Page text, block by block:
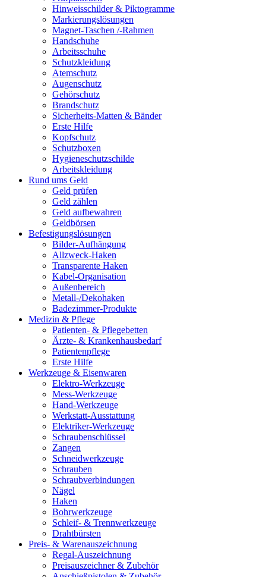
Hinweisschilder & Piktogramme
Markierungslösungen
Magnet-Taschen /-Rahmen
Handschuhe
Arbeitsschuhe
Schutzkleidung
Atemschutz
Augenschutz
Gehörschutz
Brandschutz
Sicherheits-Matten & Bänder
Erste Hilfe
Kopfschutz
Schutzboxen
Hygieneschutzschilde
Arbeitskleidung
Rund ums Geld
Geld prüfen
Geld zählen
Geld aufbewahren
Geldbörsen
Befestigungslösungen
Bilder-Aufhängung
Allzweck-Haken
Transparente Haken
Kabel-Organisation
Außenbereich
Metall-/Dekohaken
Badezimmer-Produkte
Medizin & Pflege
Patienten- & Pflegebetten
Ärzte- & Krankenhausbedarf
Patientenpflege
Erste Hilfe
Werkzeuge & Eisenwaren
Elektro-Werkzeuge
Mess-Werkzeuge
Hand-Werkzeuge
Werkstatt-Ausstattung
Elektriker-Werkzeuge
Schraubenschlüssel
Zangen
Schneidwerkzeuge
Schrauben
Schraubverbindungen
Nägel
Haken
Bohrwerkzeuge
Schleif- & Trennwerkzeuge
Drahtbürsten
Preis- & Warenauszeichnung
Regal-Auszeichnung
Preisauszeichner & Zubehör